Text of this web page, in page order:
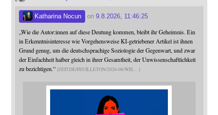
Katharina Nocun on 9.8.2026, 11:46:25
„Wie die Autor:innen auf diese Deutung kommen, bleibt ihr Geheimnis. Ein
in Erkenntnisinteresse wie Vorgehensweise KI-getriebener Artikel ist ihnen
Grund genug, um die deutschsprachige Soziologie der Gegenwart, und zwar
der Einfachheit halber gleich in ihrer Gesamtheit, der Unwissenschaftlichkeit
zu bezichtigen.“ ZEIT.DE/FEUILLETON/2026-08/WIS